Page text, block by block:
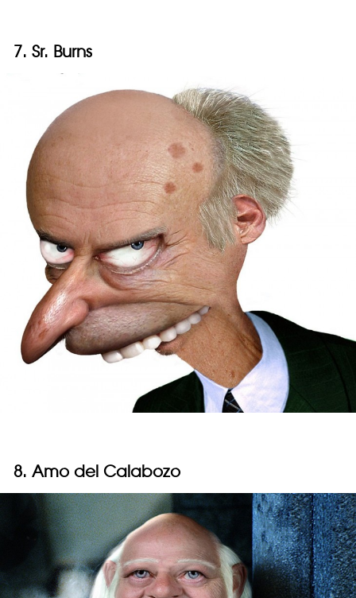
7. Sr. Burns
8. Amo del Calabozo